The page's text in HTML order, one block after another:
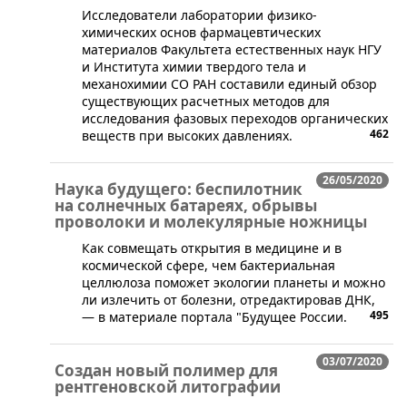
​Исследователи лаборатории физико-
химических основ фармацевтических
материалов Факультета естественных наук НГУ
и Института химии твердого тела и
механохимии СО РАН составили единый обзор
существующих расчетных методов для
исследования фазовых переходов органических
веществ при высоких давлениях.
462
26/05/2020
Наука будущего: беспилотник
на солнечных батареях, обрывы
проволоки и молекулярные ножницы
Как совмещать открытия в медицине и в
космической сфере, чем бактериальная
целлюлоза поможет экологии планеты и можно
ли излечить от болезни, отредактировав ДНК,
— в материале портала "Будущее России.
495
03/07/2020
Создан новый полимер для
рентгеновской литографии